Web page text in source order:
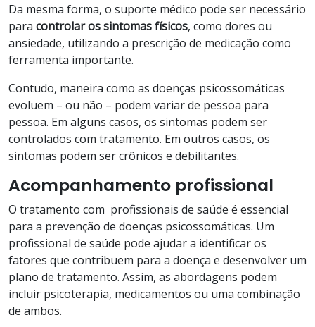
Da mesma forma, o suporte médico pode ser necessário
para controlar os sintomas físicos, como dores ou
ansiedade, utilizando a prescrição de medicação como
ferramenta importante.
Contudo, maneira como as doenças psicossomáticas
evoluem – ou não – podem variar de pessoa para
pessoa. Em alguns casos, os sintomas podem ser
controlados com tratamento. Em outros casos, os
sintomas podem ser crônicos e debilitantes.
Acompanhamento profissional
O tratamento com profissionais de saúde é essencial
para a prevenção de doenças psicossomáticas. Um
profissional de saúde pode ajudar a identificar os
fatores que contribuem para a doença e desenvolver um
plano de tratamento. Assim, as abordagens podem
incluir psicoterapia, medicamentos ou uma combinação
de ambos.